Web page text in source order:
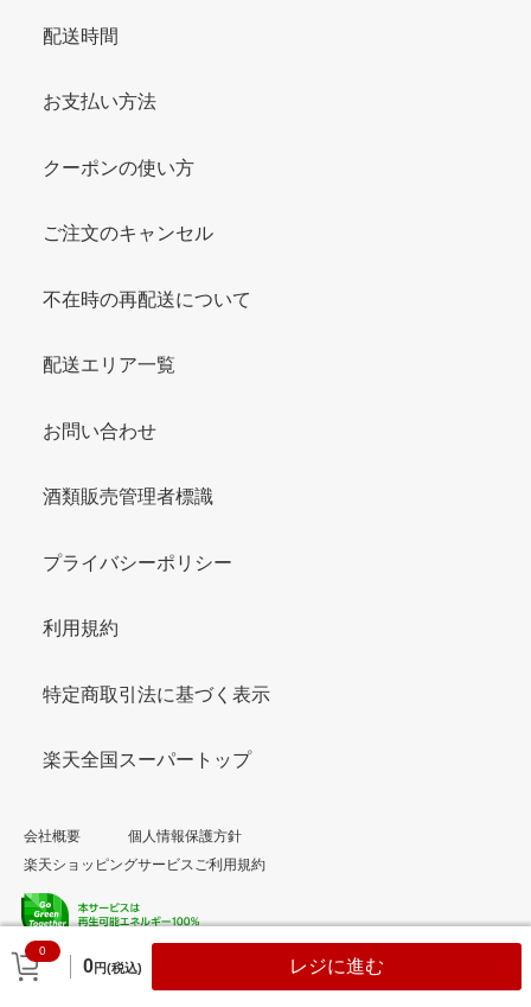
0
0円(税込) レジに進む
配送時間
お支払い方法
クーポンの使い方
ご注文のキャンセル
不在時の再配送について
配送エリア一覧
お問い合わせ
酒類販売管理者標識
プライバシーポリシー
利用規約
特定商取引法に基づく表示
楽天全国スーパートップ
会社概要
個人情報保護方針
楽天ショッピングサービスご利用規約
© Rakuten Group, Inc.